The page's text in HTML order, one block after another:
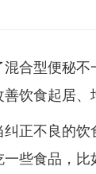
混合型便秘
善饮食起居、
纠正不良的饮
一些食品，